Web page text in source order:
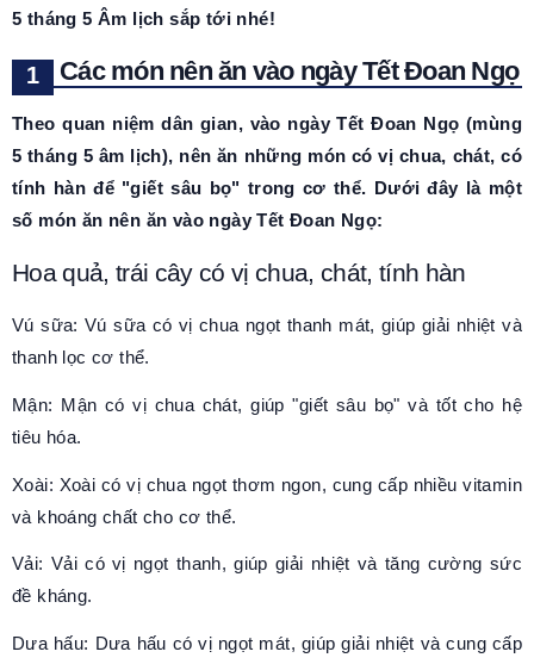
5 tháng 5 Âm lịch sắp tới nhé!
Các món nên ăn vào ngày Tết Đoan Ngọ
Theo quan niệm dân gian, vào ngày Tết Đoan Ngọ (mùng
5 tháng 5 âm lịch), nên ăn những món có vị chua, chát, có
tính hàn để "giết sâu bọ" trong cơ thể. Dưới đây là một
số món ăn nên ăn vào ngày Tết Đoan Ngọ:
Hoa quả, trái cây có vị chua, chát, tính hàn
Vú sữa: Vú sữa có vị chua ngọt thanh mát, giúp giải nhiệt và
thanh lọc cơ thể.
Mận: Mận có vị chua chát, giúp "giết sâu bọ" và tốt cho hệ
tiêu hóa.
Xoài: Xoài có vị chua ngọt thơm ngon, cung cấp nhiều vitamin
và khoáng chất cho cơ thể.
Vải: Vải có vị ngọt thanh, giúp giải nhiệt và tăng cường sức
đề kháng.
Dưa hấu: Dưa hấu có vị ngọt mát, giúp giải nhiệt và cung cấp